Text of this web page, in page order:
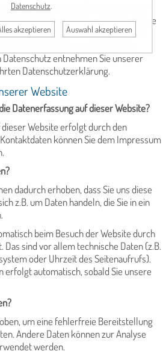
einen einfachen Überblick darüber,
Daten passiert, wenn Sie unsere
Daten sind alle Daten, mit
werden können. Ausführliche
entnehmen Sie unserer
Datenschutzerklärung.
Website
Datenerfassung auf dieser Website?
Website erfolgt durch den
können Sie dem Impressum
dadurch erhoben, dass Sie uns diese
z.B. um Daten handeln, die Sie in ein
beim Besuch der Website durch
sind vor allem technische Daten (z.B.
oder Uhrzeit des Seitenaufrufs).
erfolgt automatisch, sobald Sie unsere
um eine fehlerfreie Bereitstellung
Andere Daten können zur Analyse
werden.
Datenschutz
akzeptieren Auswahl akzeptieren